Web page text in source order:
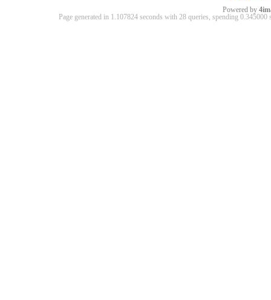
Powered by
Page generated in 1.107824 seconds with 28 queries, spending